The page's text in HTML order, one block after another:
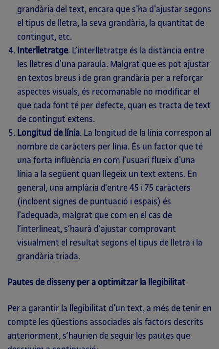
grandària del text, encara que s’ha d’ajustar segons
el tipus de lletra, la seva grandària, la quantitat de
contingut, etc.
Interlletratge. L’interlletratge és la distància entre
les lletres d’una paraula. Malgrat que es pot ajustar
en textos breus i de gran grandària per a reforçar
aspectes visuals, és recomanable no modificar el
que cada font té per defecte, quan es tracta de text
de contingut extens.
Longitud de línia. La longitud de la línia correspon al
nombre de caràcters per línia. És un factor que té
una forta influència en com l’usuari flueix d’una
línia a la següent quan llegeix un text extens. En
general, una amplària d’entre 45 i 75 caràcters
(incloent signes de puntuació i espais) és
l’adequada, malgrat que com en el cas de
l’interlineat, s’haurà d’ajustar comprovant
visualment el resultat segons el tipus de lletra i la
grandària triada.
Pautes de disseny per a optimitzar la llegibilitat
Per a garantir la llegibilitat d’un text, a més de tenir en
compte les qüestions associades als factors descrits
anteriorment, s’haurien de seguir les pautes que